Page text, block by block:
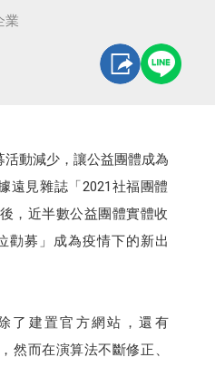
業
動減少，讓公益團體成為
遠見雜誌「2021社福團體
，近半數公益團體實體收
勸募」成為疫情下的新出
了建置官方網站，還有
然而在演算法不斷修正、